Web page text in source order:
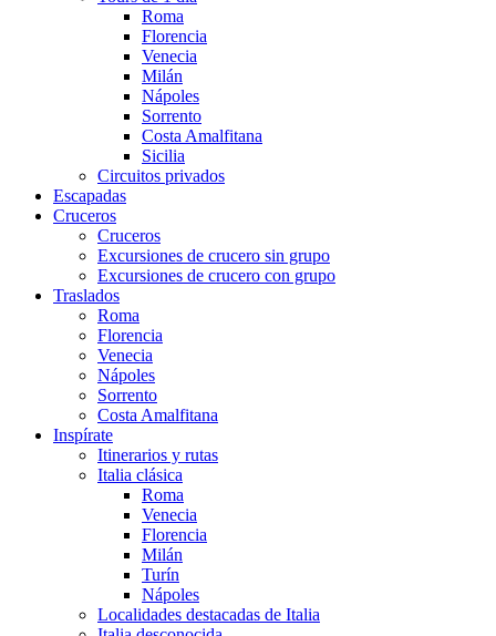
Roma
Florencia
Venecia
Milán
Nápoles
Sorrento
Costa Amalfitana
Sicilia
Circuitos privados
Escapadas
Cruceros
Cruceros
Excursiones de crucero sin grupo
Excursiones de crucero con grupo
Traslados
Roma
Florencia
Venecia
Nápoles
Sorrento
Costa Amalfitana
Inspírate
Itinerarios y rutas
Italia clásica
Roma
Venecia
Florencia
Milán
Turín
Nápoles
Localidades destacadas de Italia